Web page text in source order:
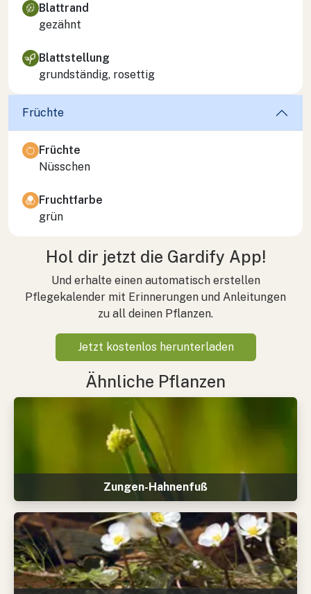
Blattrand
gezähnt
Blattstellung
grundständig, rosettig
Früchte
Früchte
Nüsschen
Fruchtfarbe
grün
Hol dir jetzt die Gardify App!
Und erhalte einen automatisch erstellen
Pflegekalender mit Erinnerungen und Anleitungen
zu all deinen Pflanzen.
Jetzt kostenlos herunterladen
Ähnliche Pflanzen
Zungen-Hahnenfuß